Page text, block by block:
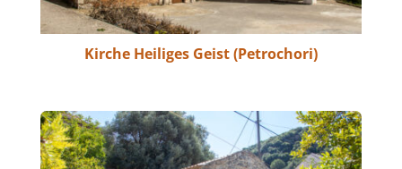
Kirche Heiliges Geist (Petrochori)